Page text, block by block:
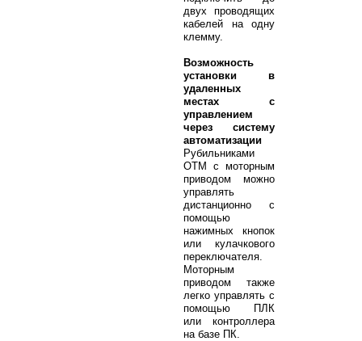
двух проводящих
кабелей на одну
клемму.
Возможность
установки в
удаленных
местах с
управлением
через систему
автоматизации
Рубильниками
OTM с моторным
приводом можно
управлять
дистанционно с
помощью
нажимных кнопок
или кулачкового
переключателя.
Моторным
приводом также
легко управлять с
помощью ПЛК
или контроллера
на базе ПК.